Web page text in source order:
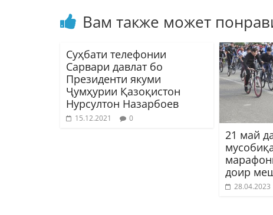
Вам также может
Суҳбати телефонии
Сарвари давлат бо
Президенти якуми
Ҷумҳурии Қазоқистон
Нурсултон Назарбоев
15.12.2021 0
21 май
доир
28.04.2023